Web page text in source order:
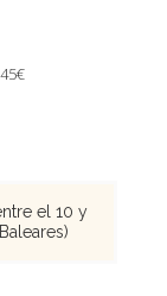
el 10 y